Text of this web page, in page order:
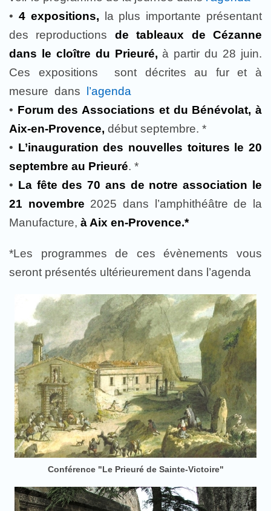
• 4 expositions, la plus importante présentant
des reproductions de tableaux de Cézanne
dans le cloître du Prieuré, à partir du 28 juin.
Ces expositions sont décrites au fur et à
mesure dans
l’agenda
• Forum des Associations et du Bénévolat, à
Aix-en-Provence, début septembre. *
• L’inauguration des nouvelles toitures le 20
septembre au Prieuré. *
• La fête des 70 ans de notre association le
21 novembre 2025 dans l’amphithéâtre de la
Manufacture, à Aix en-Provence.*
*Les programmes de ces évènements vous
seront présentés ultérieurement dans l’agenda
Conférence "Le Prieuré de Sainte-Victoire"